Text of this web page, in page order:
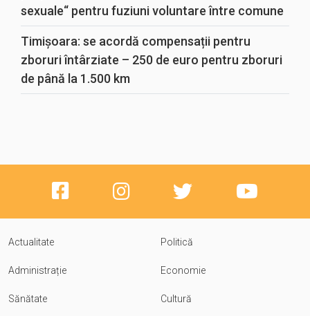
sexuale“ pentru fuziuni voluntare între comune
Timișoara: se acordă compensații pentru
zboruri întârziate – 250 de euro pentru zboruri
de până la 1.500 km
Actualitate Politică
Administrație Economie
Sănătate Cultură